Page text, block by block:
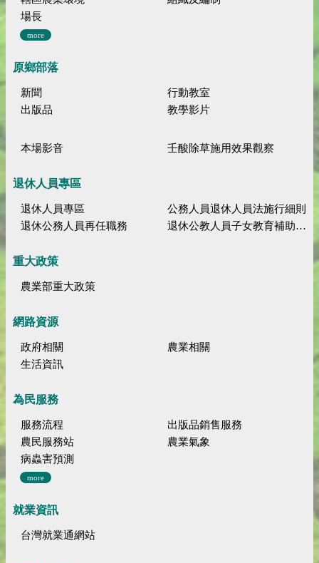
場長
more
原鄉部落
新聞
行動教室
出版品
教學影片
本場影音 壬酸除草施用效果觀察
退休人員專區
退休人員專區
公務人員退休人員法施行細則
退休公務人員再任職務
退休公教人員子女教育補助規定
重大政策
農業部重大政策
網路資源
政府相關
農業相關
生活資訊
為民服務
服務流程
出版品銷售服務
農民服務站
農業氣象
病蟲害預測
more
就業資訊
台灣就業通網站